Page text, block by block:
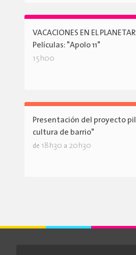
VACACIONES EN EL
Películas: "Apolo 11"
15h00
Presentación del proyecto
cultura de barrio"
de 18h30 a 20h30